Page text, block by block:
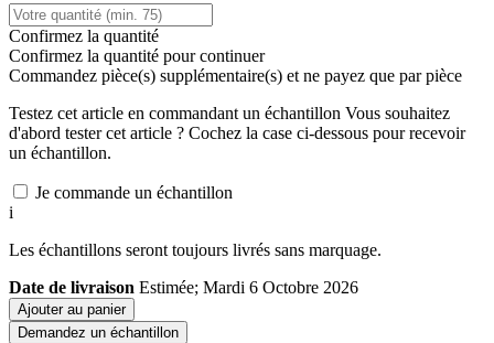
Confirmez la quantité
Confirmez la quantité pour continuer
Commandez pièce(s) supplémentaire(s) et ne payez que par pièce
Testez cet article en commandant un échantillon Vous souhaitez
d'abord tester cet article ? Cochez la case ci-dessous pour recevoir
un échantillon.
Je commande un échantillon
i
Les échantillons seront toujours livrés sans marquage.
Date de livraison Estimée; Mardi 6 Octobre 2026
Ajouter au panier
Demandez un échantillon